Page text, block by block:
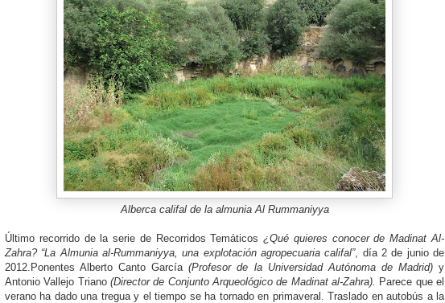
Alberca califal de la almunia Al Rummaniyya
Último recorrido de la serie de Recorridos Temáticos¿Qué quieres conocer de Madinat Al-
Zahra? “La Almunia al-Rummaniyya, una explotación agropecuaria califal”, día 2 de junio de
2012.Ponentes Alberto Canto García(Profesor de la Universidad Autónoma de Madrid)y
Antonio Vallejo Triano (Director de Conjunto Arqueológico de Madinat al-Zahra). Parece que el
verano ha dado una tregua y el tiempo se ha tornado en primaveral. Traslado en autobús a la